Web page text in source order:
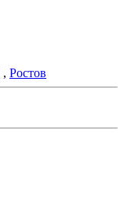
, Ростов